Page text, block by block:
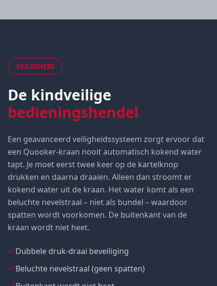
VEILIGHEID
De kindveilige
bedieningshendel
Een geavanceerd veiligheidssysteem zorgt ervoor dat
een Quooker-kraan nooit automatisch kokend water
tapt. Je moet eerst twee keer op de kartelknop
drukken en daarna draaien. Alleen dan stroomt er
kokend water uit de kraan. Het water komt als een
beluchte nevelstraal – niet als bundel – waardoor
spatten wordt voorkomen. De buitenkant van de
kraan wordt niet heet.
Dubbele druk-draai beveiliging
Beluchte nevelstraal (geen spatten)